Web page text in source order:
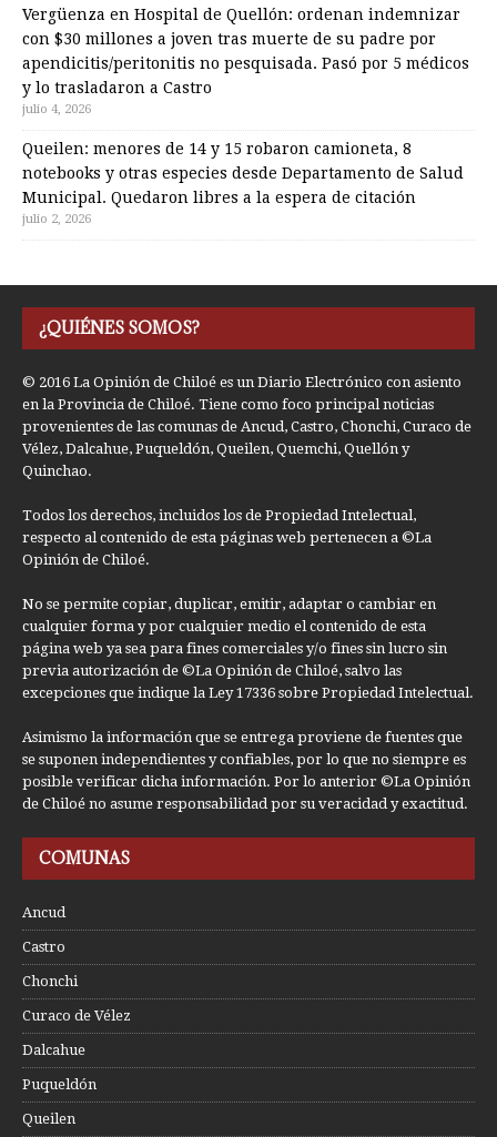
Vergüenza en Hospital de Quellón: ordenan indemnizar
con $30 millones a joven tras muerte de su padre por
apendicitis/peritonitis no pesquisada. Pasó por 5 médicos
y lo trasladaron a Castro
julio 4, 2026
Queilen: menores de 14 y 15 robaron camioneta, 8
notebooks y otras especies desde Departamento de Salud
Municipal. Quedaron libres a la espera de citación
julio 2, 2026
¿QUIÉNES SOMOS?
© 2016 La Opinión de Chiloé es un Diario Electrónico con asiento
en la Provincia de Chiloé. Tiene como foco principal noticias
provenientes de las comunas de Ancud, Castro, Chonchi, Curaco de
Vélez, Dalcahue, Puqueldón, Queilen, Quemchi, Quellón y
Quinchao.
Todos los derechos, incluidos los de Propiedad Intelectual,
respecto al contenido de esta páginas web pertenecen a ©La
Opinión de Chiloé.
No se permite copiar, duplicar, emitir, adaptar o cambiar en
cualquier forma y por cualquier medio el contenido de esta
página web ya sea para fines comerciales y/o fines sin lucro sin
previa autorización de ©La Opinión de Chiloé, salvo las
excepciones que indique la Ley 17336 sobre Propiedad Intelectual.
Asimismo la información que se entrega proviene de fuentes que
se suponen independientes y confiables, por lo que no siempre es
posible verificar dicha información. Por lo anterior ©La Opinión
de Chiloé no asume responsabilidad por su veracidad y exactitud.
COMUNAS
Ancud
Castro
Chonchi
Curaco de Vélez
Dalcahue
Puqueldón
Queilen